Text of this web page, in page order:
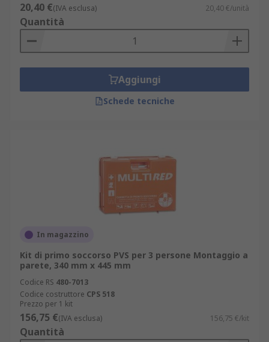
20,40 €(IVA esclusa) 20,40 €/unità
Quantità
Aggiungi
Schede tecniche
In magazzino
Kit di primo soccorso PVS per 3 persone Montaggio a
parete, 340 mm x 445 mm
Codice RS 480-7013
Codice costruttore CPS 518
Prezzo per 1 kit
156,75 €(IVA esclusa) 156,75 €/kit
Quantità